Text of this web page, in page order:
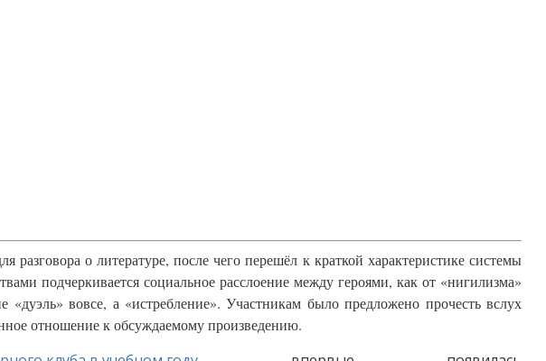
о литературе, после чего перешёл к краткой характеристике системы
подчеркивается социальное расслоение между героями, как от «нигилизма»
вовсе, а «истребление». Участникам было предложено прочесть вслух
отношение к обсуждаемому произведению.